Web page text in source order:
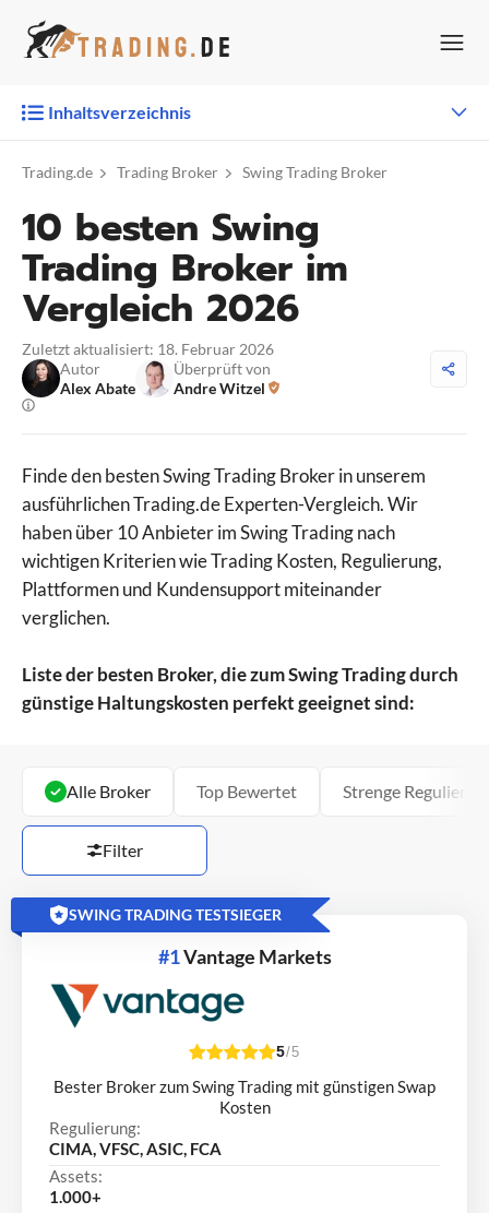
Inhalt
Inhaltsverzeichnis
Trading.de Trading Broker Swing Trading Broker
10 besten Swing
Trading Broker im
Vergleich 2026
Zuletzt aktualisiert: 18. Februar 2026
Autor
Alex Abate
Überprüft von
Andre Witzel
Finde den besten Swing Trading Broker in unserem
ausführlichen Trading.de Experten-Vergleich. Wir
haben über 10 Anbieter im Swing Trading nach
wichtigen Kriterien wie Trading Kosten, Regulierung,
Plattformen und Kundensupport miteinander
verglichen.
Liste der besten Broker, die zum Swing Trading durch
günstige Haltungskosten perfekt geeignet sind:
Alle Broker Top Bewertet Strenge
Filter
SWING TRADING TESTSIEGER
#1Vantage Markets
5/5
Bester Broker zum Swing Trading mit günstigen Swap
Kosten
Regulierung:
CIMA, VFSC, ASIC, FCA
Assets:
1.000+